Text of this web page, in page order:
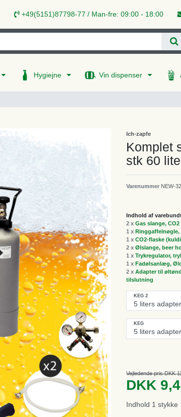
+49(5151)87798-77 / Man-fre: 09:00 - 18:00
Hygiejne Vin dispenser
Ich-zapfe
Komplet
stk 60
Varenummer NEW-
Indhold af
2 x Gas slange,
1 x
1 x CO2-flaske
2 x Ølslange, beer
1 x Trykregulator,
1 x Fadølsanlæg,
2 x Adapter til
tilslutning
KEG 2
KEG
Vejledende pris DKK
DKK
Indhold 1 stykke